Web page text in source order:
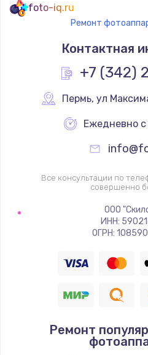
foto-iq.ru
Ремонт
Контактная
+7 (342)
Пермь, ул
Ежедневно
Все консультации по
совершенно
ООО
ИНН:
ОГРН:
Ремонт